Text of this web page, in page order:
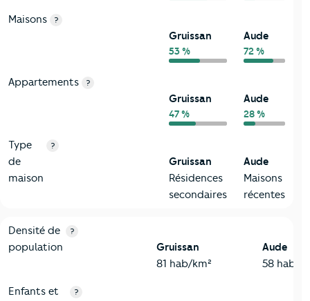
Maisons ?
Gruissan
53 %
Aude
72 %
Appartements ?
Gruissan
47 %
Aude
28 %
Type
de
maison
?
Gruissan
Résidences
secondaires
Aude
Maisons
récentes
2-Habitants
Critères Gruissan
Densité de
population
?
Gruissan
81 hab/km²
Aude
58 hab/
Enfants et
?